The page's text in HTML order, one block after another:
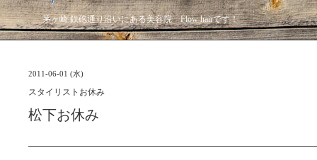
茅ヶ崎 鉄砲通り沿いにある美容院 Flow hairです！
2011-06-01 (水)
スタイリストお休み
松下お休み